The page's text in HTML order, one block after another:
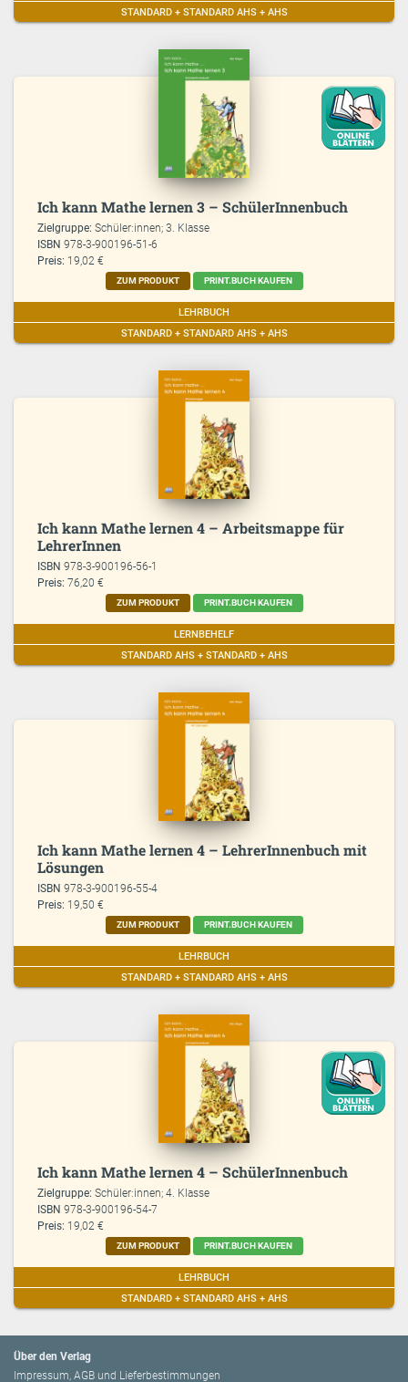
STANDARD + STANDARD AHS + AHS
Ich kann Mathe lernen 3 – SchülerInnenbuch
Zielgruppe:Schüler:innen; 3. Klasse
ISBN978-3-900196-51-6
Preis: 19,02 €
ZUM PRODUKT PRINT.BUCH KAUFEN
LEHRBUCH
STANDARD + STANDARD AHS + AHS
Ich kann Mathe lernen 4 – Arbeitsmappe für
LehrerInnen
ISBN978-3-900196-56-1
Preis: 76,20 €
ZUM PRODUKT PRINT.BUCH KAUFEN
LERNBEHELF
STANDARD AHS + STANDARD + AHS
Ich kann Mathe lernen 4 – LehrerInnenbuch mit
Lösungen
ISBN978-3-900196-55-4
Preis: 19,50 €
ZUM PRODUKT PRINT.BUCH KAUFEN
LEHRBUCH
STANDARD + STANDARD AHS + AHS
Ich kann Mathe lernen 4 – SchülerInnenbuch
Zielgruppe:Schüler:innen; 4. Klasse
ISBN978-3-900196-54-7
Preis: 19,02 €
ZUM PRODUKT PRINT.BUCH KAUFEN
LEHRBUCH
STANDARD + STANDARD AHS + AHS
Über den Verlag
Impressum, AGB und Lieferbestimmungen